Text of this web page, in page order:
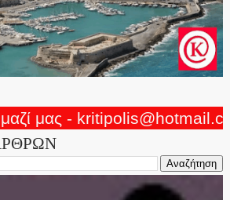
μαζί μας -